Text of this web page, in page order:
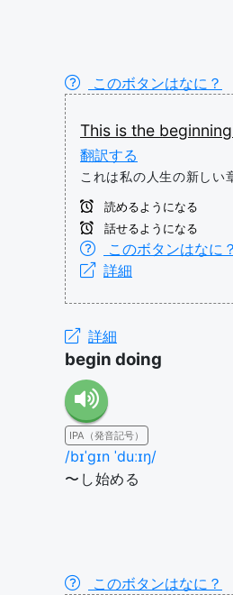
このボタンはなに？
This is the beginning
翻訳する
これは私の人生の新しい
読めるようになる
話せるようになる
このボタンはなに？
詳細
詳細
begin doing
IPA（発音記号）
/bɪˈɡɪn ˈduːɪŋ/
〜し始める
このボタンはなに？